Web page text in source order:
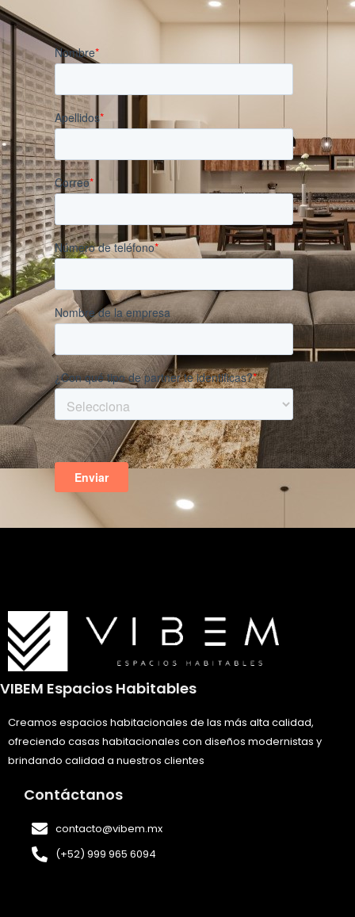
VIBEM Espacios Habitables
Creamos espacios habitacionales de las más alta calidad,
ofreciendo casas habitacionales con diseños modernistas y
brindando calidad a nuestros clientes
Contáctanos
contacto@vibem.mx
(+52) 999 965 6094